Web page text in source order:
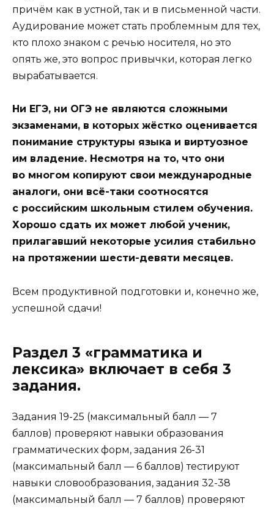
причём как в устной, так и в письменной части.
Аудирование может стать проблемным для тех,
кто плохо знаком с речью носителя, но это
опять же, это вопрос привычки, которая легко
вырабатывается.
Ни ЕГЭ, ни ОГЭ не являются сложными
экзаменами, в которых жёстко оценивается
понимание структуры языка и виртуозное
им владение. Несмотря на то, что они
во многом копируют свои международные
аналоги, они всё-таки соотносятся
с российским школьным стилем обучения.
Хорошо сдать их может любой ученик,
прилагавший некоторые усилия стабильно
на протяжении шести-девяти месяцев.
Всем продуктивной подготовки и, конечно же,
успешной сдачи!
Раздел 3 «грамматика и
лексика» включает в себя 3
задания.
Задания 19-25 (максимальный балл — 7
баллов) проверяют навыки образования
грамматических форм, задания 26-31
(максимальный балл — 6 баллов) тестируют
навыки словообразования, задания 32-38
(максимальный балл — 7 баллов) проверяют